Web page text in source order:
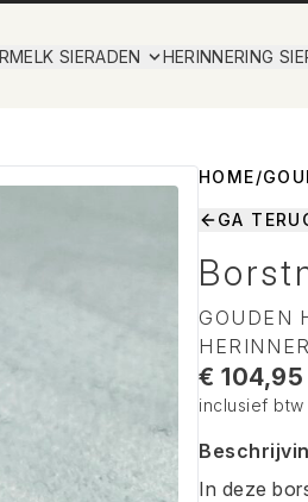
SIERADEN HERINNERING
HOME/
GA
GOUDEN
€ 104,95
inclusief btw
In deze